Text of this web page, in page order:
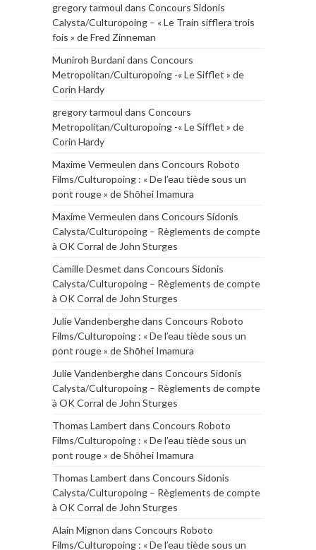
gregory tarmoul dans Concours Sidonis
Calysta/Culturopoing – « Le Train sifflera trois
fois » de Fred Zinneman
Muniroh Burdanidans Concours
Metropolitan/Culturopoing -« Le Sifflet » de
Corin Hardy
gregory tarmoul dans Concours
Metropolitan/Culturopoing -« Le Sifflet » de
Corin Hardy
Maxime Vermeulen dans Concours Roboto
Films/Culturopoing : « De l’eau tiède sous un
pont rouge » de Shōhei Imamura
Maxime Vermeulen dans Concours Sidonis
Calysta/Culturopoing – Règlements de compte
à OK Corral de John Sturges
Camille Desmet dans Concours Sidonis
Calysta/Culturopoing – Règlements de compte
à OK Corral de John Sturges
Julie Vandenberghedans Concours Roboto
Films/Culturopoing : « De l’eau tiède sous un
pont rouge » de Shōhei Imamura
Julie Vandenberghedans Concours Sidonis
Calysta/Culturopoing – Règlements de compte
à OK Corral de John Sturges
Thomas Lambert dans Concours Roboto
Films/Culturopoing : « De l’eau tiède sous un
pont rouge » de Shōhei Imamura
Thomas Lambert dans Concours Sidonis
Calysta/Culturopoing – Règlements de compte
à OK Corral de John Sturges
Alain Mignon dans Concours Roboto
Films/Culturopoing : « De l’eau tiède sous un